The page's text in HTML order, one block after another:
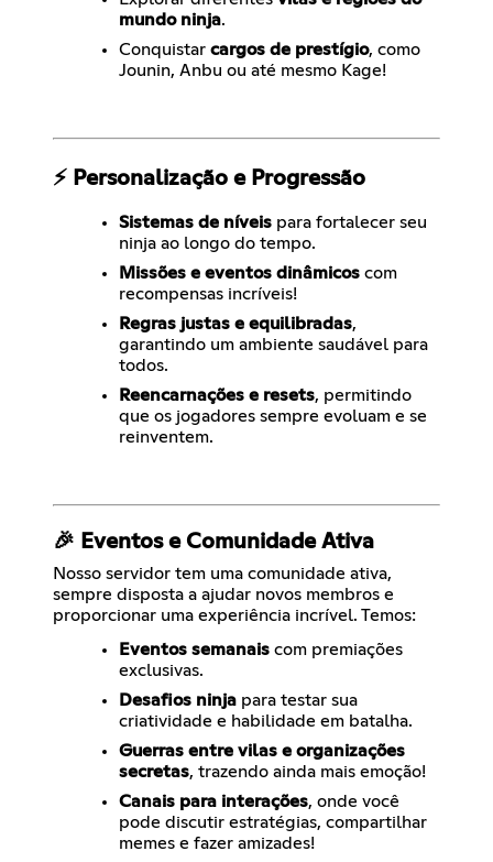
mundo ninja.
Conquistar cargos de prestígio, como
Jounin, Anbu ou até mesmo Kage!
⚡ Personalização e Progressão
Sistemas de níveis para fortalecer seu
ninja ao longo do tempo.
Missões e eventos dinâmicos com
recompensas incríveis!
Regras justas e equilibradas,
garantindo um ambiente saudável para
todos.
Reencarnações e resets, permitindo
que os jogadores sempre evoluam e se
reinventem.
🎉 Eventos e Comunidade Ativa
Nosso servidor tem uma comunidade ativa,
sempre disposta a ajudar novos membros e
proporcionar uma experiência incrível. Temos:
Eventos semanais com premiações
exclusivas.
Desafios ninja para testar sua
criatividade e habilidade em batalha.
Guerras entre vilas e organizações
secretas, trazendo ainda mais emoção!
Canais para interações, onde você
pode discutir estratégias, compartilhar
memes e fazer amizades!